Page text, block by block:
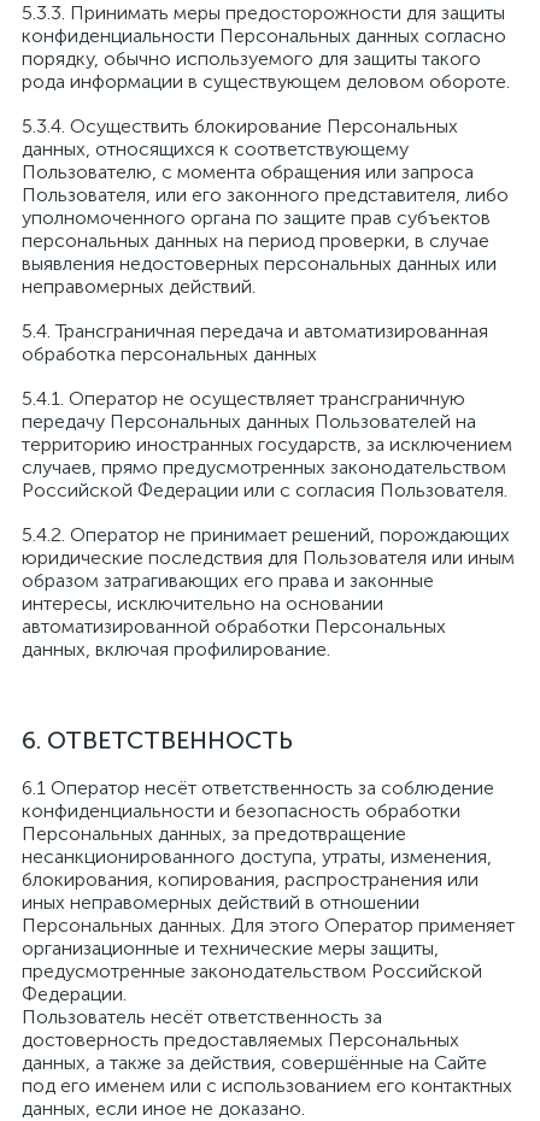
5.3.3. Принимать меры предосторожности для защиты
конфиденциальности Персональных данных согласно
порядку, обычно используемого для защиты такого
рода информации в существующем деловом обороте.
5.3.4. Осуществить блокирование Персональных
данных, относящихся к соответствующему
Пользователю, с момента обращения или запроса
Пользователя, или его законного представителя, либо
уполномоченного органа по защите прав субъектов
персональных данных на период проверки, в случае
выявления недостоверных персональных данных или
неправомерных действий.
5.4. Трансграничная передача и автоматизированная
обработка персональных данных
5.4.1. Оператор не осуществляет трансграничную
передачу Персональных данных Пользователей на
территорию иностранных государств, за исключением
случаев, прямо предусмотренных законодательством
Российской Федерации или с согласия Пользователя.
5.4.2. Оператор не принимает решений, порождающих
юридические последствия для Пользователя или иным
образом затрагивающих его права и законные
интересы, исключительно на основании
автоматизированной обработки Персональных
данных, включая профилирование.
6. ОТВЕТСТВЕННОСТЬ
6.1 Оператор несёт ответственность за соблюдение
конфиденциальности и безопасность обработки
Персональных данных, за предотвращение
несанкционированного доступа, утраты, изменения,
блокирования, копирования, распространения или
иных неправомерных действий в отношении
Персональных данных. Для этого Оператор применяет
организационные и технические меры защиты,
предусмотренные законодательством Российской
Федерации.
Пользователь несёт ответственность за
достоверность предоставляемых Персональных
данных, а также за действия, совершённые на Сайте
под его именем или с использованием его контактных
данных, если иное не доказано.